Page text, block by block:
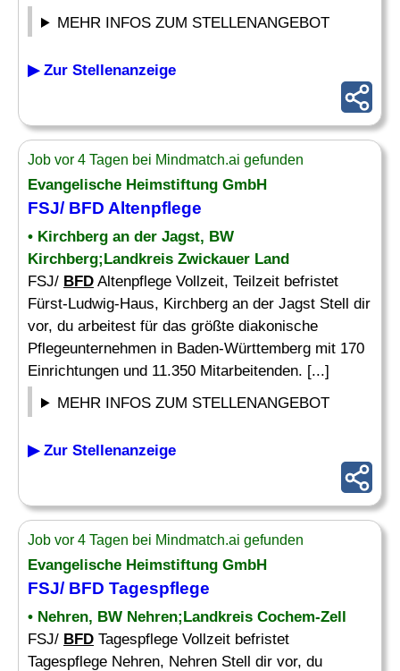
MEHR INFOS ZUM STELLENANGEBOT
▶ Zur Stellenanzeige
Job vor 4 Tagen bei Mindmatch.ai gefunden
Evangelische Heimstiftung GmbH
FSJ/ BFD Altenpflege
• Kirchberg an der Jagst, BW
Kirchberg;Landkreis Zwickauer Land
FSJ/ BFD Altenpflege Vollzeit, Teilzeit befristet
Fürst-Ludwig-Haus, Kirchberg an der Jagst Stell dir
vor, du arbeitest für das größte diakonische
Pflegeunternehmen in Baden-Württemberg mit 170
Einrichtungen und 11.350 Mitarbeitenden. [...]
MEHR INFOS ZUM STELLENANGEBOT
▶ Zur Stellenanzeige
Job vor 4 Tagen bei Mindmatch.ai gefunden
Evangelische Heimstiftung GmbH
FSJ/ BFD Tagespflege
• Nehren, BW Nehren;Landkreis Cochem-Zell
FSJ/ BFD Tagespflege Vollzeit befristet
Tagespflege Nehren, Nehren Stell dir vor, du